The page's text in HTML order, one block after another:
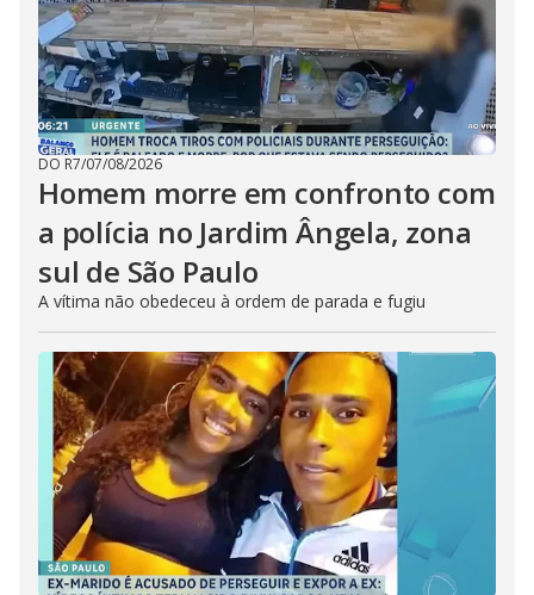
DO R7/07/08/2026
Homem morre em confronto com
a polícia no Jardim Ângela, zona
sul de São Paulo
A vítima não obedeceu à ordem de parada e fugiu